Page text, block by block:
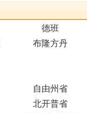
德班
布隆方丹
自由州省
北开普省